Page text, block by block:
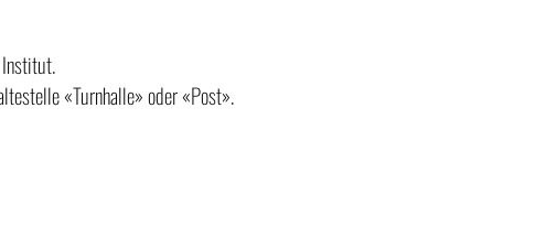
«Turnhalle» oder «Post».